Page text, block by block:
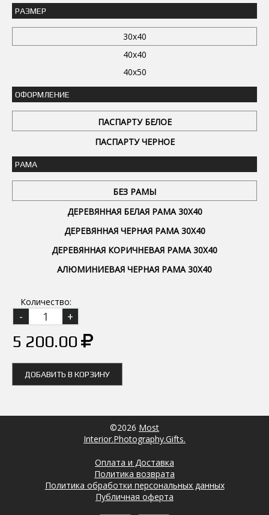
РАЗМЕР
30x40
40x40
40x50
ОФОРМЛЕНИЕ
ПАСПАРТУ БЕЛОЕ
ПАСПАРТУ ЧЕРНОЕ
РАМА
БЕЗ РАМЫ
ДЕРЕВЯННАЯ БЕЛАЯ РАМА 30Х40
ДЕРЕВЯННАЯ ЧЕРНАЯ РАМА 30Х40
ДЕРЕВЯННАЯ КОРИЧНЕВАЯ РАМА 30Х40
АЛЮМИНИЕВАЯ ЧЕРНАЯ РАМА 30Х40
Количество:
5 200.00
ДОБАВИТЬ В КОРЗИНУ
©2026 Most
Interior.Photography.Gifts.
Оплата и Доставка
Политика возврата
Политика обработки персональных данных
Публичная оферта